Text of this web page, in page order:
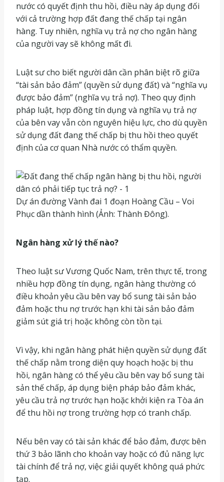
nước có quyết định thu hồi, điều này áp dụng đối
với cả trường hợp đất đang thế chấp tại ngân
hàng. Tuy nhiên, nghĩa vụ trả nợ cho ngân hàng
của người vay sẽ không mất đi.
Luật sư cho biết người dân cần phân biệt rõ giữa
“tài sản bảo đảm” (quyền sử dụng đất) và “nghĩa vụ
được bảo đảm” (nghĩa vụ trả nợ). Theo quy định
pháp luật, hợp đồng tín dụng và nghĩa vụ trả nợ
của bên vay vẫn còn nguyên hiệu lực, cho dù quyền
sử dụng đất đang thế chấp bị thu hồi theo quyết
định của cơ quan Nhà nước có thẩm quyền.
Dự án đường Vành đai 1 đoạn Hoàng Cầu – Voi
Phục dần thành hình (Ảnh: Thành Đông).
Ngân hàng xử lý thế nào?
Theo luật sư Vương Quốc Nam, trên thực tế, trong
nhiều hợp đồng tín dụng, ngân hàng thường có
điều khoản yêu cầu bên vay bổ sung tài sản bảo
đảm hoặc thu nợ trước hạn khi tài sản bảo đảm
giảm sút giá trị hoặc không còn tồn tại.
Vì vậy, khi ngân hàng phát hiện quyền sử dụng đất
thế chấp nằm trong diện quy hoạch hoặc bị thu
hồi, ngân hàng có thể yêu cầu bên vay bổ sung tài
sản thế chấp, áp dụng biện pháp bảo đảm khác,
yêu cầu trả nợ trước hạn hoặc khởi kiện ra Tòa án
để thu hồi nợ trong trường hợp có tranh chấp.
Nếu bên vay có tài sản khác để bảo đảm, được bên
thứ 3 bảo lãnh cho khoản vay hoặc có đủ năng lực
tài chính để trả nợ, việc giải quyết không quá phức
tạp.